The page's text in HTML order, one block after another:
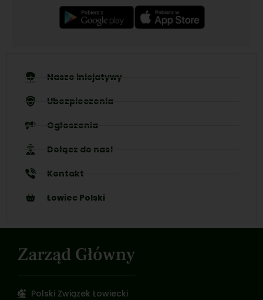
Nasze inicjatywy
Ubezpieczenia
Ogłoszenia
Dołącz do nas!
Kontakt
Łowiec Polski
Zarząd Główny
Polski Związek Łowiecki